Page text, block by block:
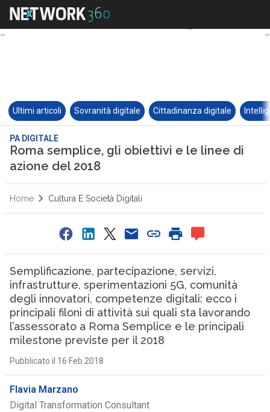
Ultimi articoli Sovranità digitale Cittadinanza digitale
PA DIGITALE
Roma semplice, gli obiettivi e le linee di
azione del 2018
Home Cultura E Società Digitali
Semplificazione, partecipazione, servizi,
infrastrutture, sperimentazioni 5G, comunità
degli innovatori, competenze digitali: ecco i
principali filoni di attività sui quali sta lavorando
l’assessorato a Roma Semplice e le principali
milestone previste per il 2018
Pubblicato il 16 Feb 2018
Flavia Marzano
Digital Transformation Consultant